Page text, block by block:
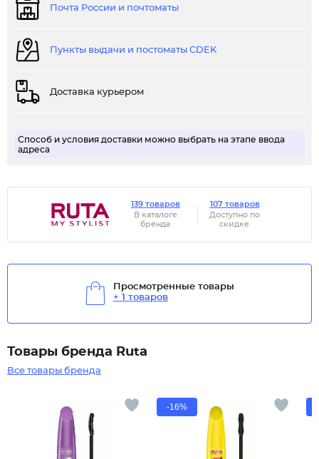
Почта России и почтоматы
Пункты выдачи и постоматы CDEK
Доставка курьером
Способ и условия доставки можно выбрать на этапе ввода
адреса
139 товаров
В каталоге
бренда
107 товаров
Доступно по
скидке
Просмотренные товары
+ 1 товаров
Товары бренда Ruta
Все товары бренда
-16%